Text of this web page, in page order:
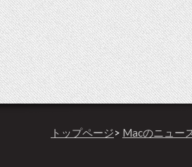
トップページ> Macのニュー